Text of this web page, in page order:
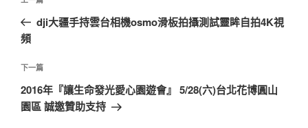
導
覽
一
篇
章
dji大疆手持雲台相機osmo滑板拍攝測試靈眸自拍4K視
頻
下
一
篇
下一篇
2016年『讓生命發光愛心園遊會』 5/28(六)台北花博圓山
園區 誠邀贊助支持